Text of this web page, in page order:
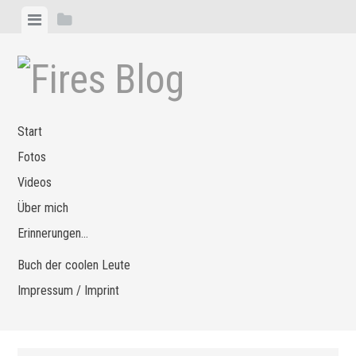
Zum
springen
MenüSeitenleiste
Start
Fotos
Videos
Über mich
Erinnerungen…
Buch der coolen Leute
Impressum / Imprint